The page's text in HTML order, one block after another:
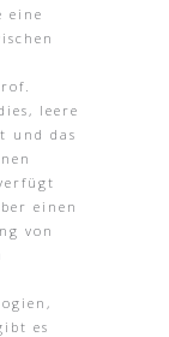
eine
leere
und das
einen
von
es